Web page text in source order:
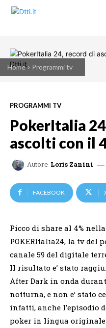
Home Programmi tv
PROGRAMMI TV
PokerItalia
ascolti con il
Autore Loris Zanini
FACEBOOK
Picco di share al 4%
POKERItalia24, la tv del
canale 59 del digitale
Il risultato e’ stato
After Dark in onda
notturna, e non e’ stato
infatti, anche l’episodio
poker in lingua originale